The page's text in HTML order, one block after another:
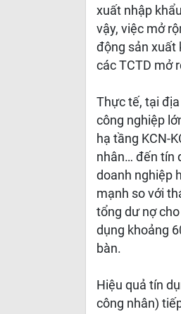
xuất nhập
vậy, việc mở
động sản xuất
các TCTD mở
Thực tế, tại
công nghiệp
hạ tầng KCN-
nhân… đến tín
doanh nghiệp
mạnh so với
tổng dư nợ
dụng khoảng
bàn.
Hiệu quả tín
công nhân)